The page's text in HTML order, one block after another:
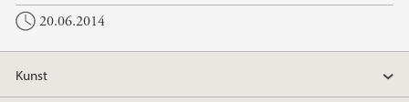
20.06.2014
Kunst